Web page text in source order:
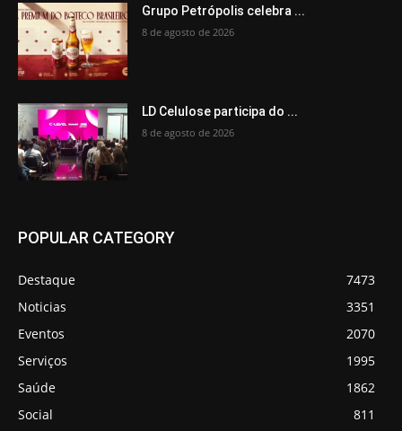
Grupo Petrópolis celebra ...
8 de agosto de 2026
LD Celulose participa do ...
8 de agosto de 2026
POPULAR CATEGORY
Destaque
7473
Noticias
3351
Eventos
2070
Serviços
1995
Saúde
1862
Social
811